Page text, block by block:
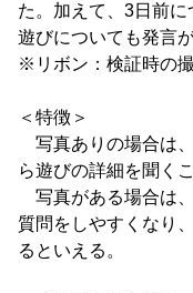
た。加えて、3日前
遊びについても発言が
※リボン：検証時の
＜特徴＞
写真ありの場合は
ら遊びの詳細を聞く
写真がある場合は
質問をしやすくなり
るといえる。